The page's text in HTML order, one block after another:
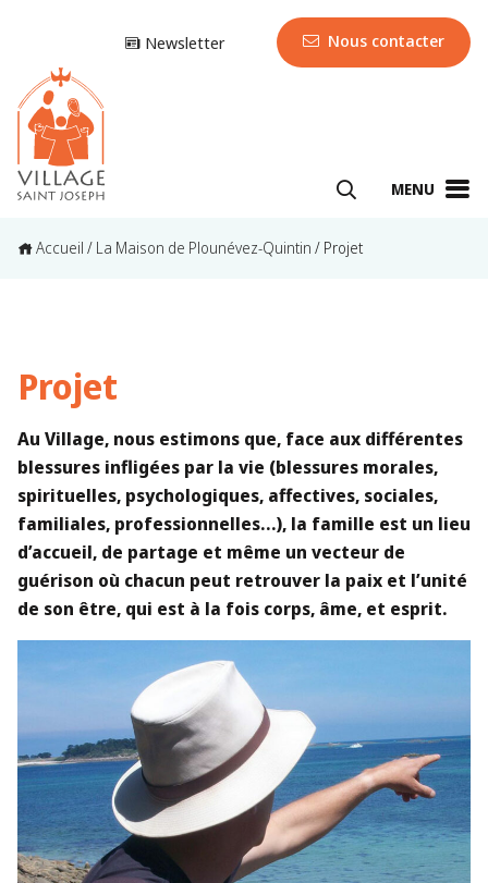
Newsletter Nous contacter
MENU
Accueil / La Maison de Plounévez-Quintin / Projet
Projet
Au Village, nous estimons que, face aux différentes
blessures infligées par la vie (blessures morales,
spirituelles, psychologiques, affectives, sociales,
familiales, professionnelles…), la famille est un lieu
d’accueil, de partage et même un vecteur de
guérison où chacun peut retrouver la paix et l’unité
de son être, qui est à la fois corps, âme, et esprit.